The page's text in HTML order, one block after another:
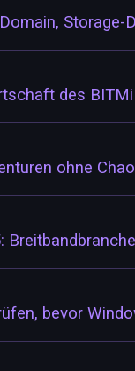
des BITMi
ohne
bevor